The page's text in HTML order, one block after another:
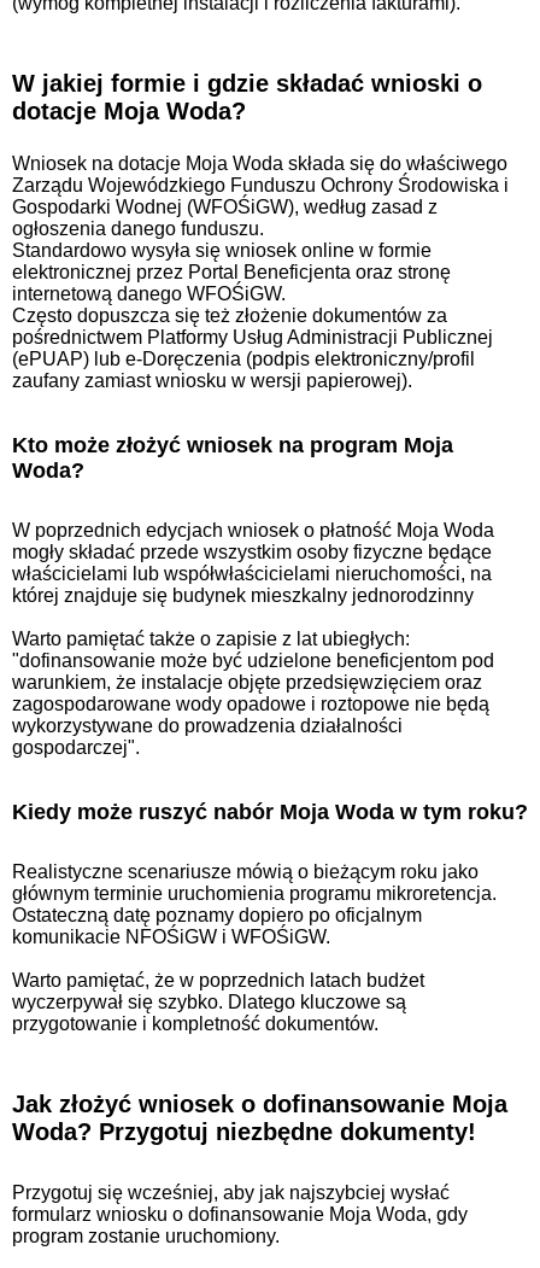
W jakiej formie i gdzie składać wnioski o
dotacje Moja Woda?
Wniosek na dotacje Moja Woda składa się do właściwego
Zarządu Wojewódzkiego Funduszu Ochrony Środowiska i
Gospodarki Wodnej (WFOŚiGW), według zasad z
ogłoszenia danego funduszu.
Standardowo wysyła się wniosek online w formie
elektronicznej przez Portal Beneficjenta oraz stronę
internetową danego WFOŚiGW.
Często dopuszcza się też złożenie dokumentów za
pośrednictwem Platformy Usług Administracji Publicznej
(ePUAP) lub e‑Doręczenia (podpis elektroniczny/profil
zaufany zamiast wniosku w wersji papierowej).
Kto może złożyć wniosek na program Moja
Woda?
W poprzednich edycjach wniosek o płatność Moja Woda
mogły składać przede wszystkim osoby fizyczne będące
właścicielami lub współwłaścicielami nieruchomości, na
której znajduje się budynek mieszkalny jednorodzinny
Warto pamiętać także o zapisie z lat ubiegłych:
"dofinansowanie może być udzielone beneficjentom pod
warunkiem, że instalacje objęte przedsięwzięciem oraz
zagospodarowane wody opadowe i roztopowe nie będą
wykorzystywane do prowadzenia działalności
gospodarczej".
Kiedy może ruszyć nabór Moja Woda w tym roku?
Realistyczne scenariusze mówią o bieżącym roku jako
głównym terminie uruchomienia programu mikroretencja.
Ostateczną datę poznamy dopiero po oficjalnym
komunikacie NFOŚiGW i WFOŚiGW.
Warto pamiętać, że w poprzednich latach budżet
wyczerpywał się szybko. Dlatego kluczowe są
przygotowanie i kompletność dokumentów.
Jak złożyć wniosek o dofinansowanie Moja
Woda? Przygotuj niezbędne dokumenty!
Przygotuj się wcześniej, aby jak najszybciej wysłać
formularz wniosku o dofinansowanie Moja Woda, gdy
program zostanie uruchomiony.